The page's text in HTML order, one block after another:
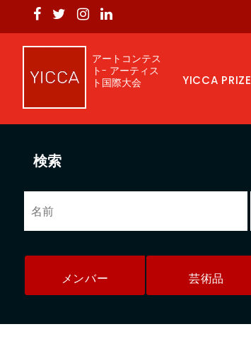
アートコンテス
ト- アーティス
ト国際大会
YICCA PRIZE
検索
メンバー 芸術品